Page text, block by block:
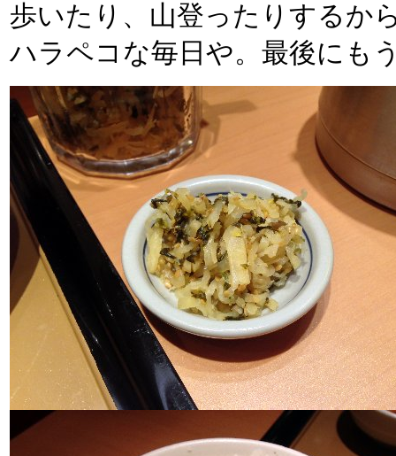
歩いたり、山登ったりするか
ハラペコな毎日や。最後にも